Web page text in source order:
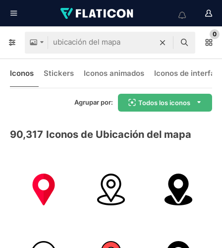
0
Iconos Stickers Iconos animados Iconos de interfaz
Agrupar por: Todos los iconos
90,317 Iconos de Ubicación del mapa